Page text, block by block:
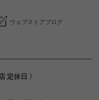
ウェブストアブログ
定休日 〉